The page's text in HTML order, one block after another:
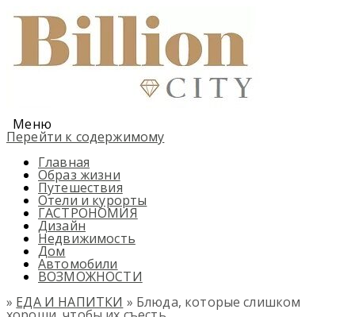
Меню
Перейти к содержимому
Главная
Образ жизни
Путешествия
Отели и курорты
ГАСТРОНОМИЯ
Дизайн
Недвижимость
Дом
Автомобили
ВОЗМОЖНОСТИ
» ЕДА И НАПИТКИ » Блюда, которые слишком